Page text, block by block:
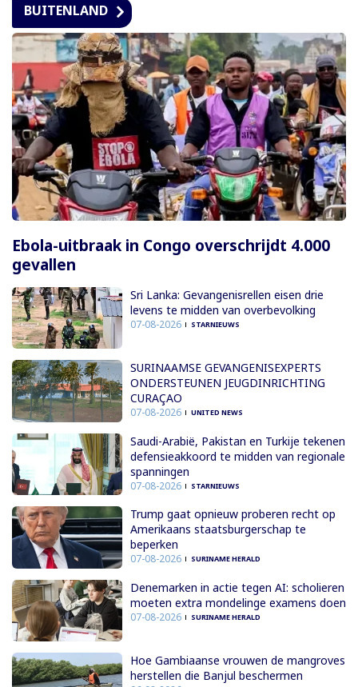
BUITENLAND
Ebola-uitbraak in Congo overschrijdt 4.000
gevallen
Sri Lanka: Gevangenisrellen eisen drie
levens te midden van overbevolking
07-08-2026 STARNIEUWS
SURINAAMSE GEVANGENISEXPERTS
ONDERSTEUNEN JEUGDINRICHTING
CURAÇAO
07-08-2026 UNITED NEWS
Saudi-Arabië, Pakistan en Turkije tekenen
defensieakkoord te midden van regionale
spanningen
07-08-2026 STARNIEUWS
Trump gaat opnieuw proberen recht op
Amerikaans staatsburgerschap te
beperken
07-08-2026 SURINAME HERALD
Denemarken in actie tegen AI: scholieren
moeten extra mondelinge examens doen
07-08-2026 SURINAME HERALD
Hoe Gambiaanse vrouwen de mangroves
herstellen die Banjul beschermen